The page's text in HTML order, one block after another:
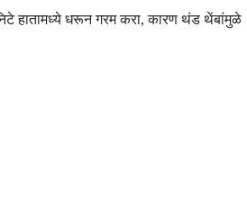
हातामध्ये धरून गरम करा, कारण थंड थेंबांमुळे